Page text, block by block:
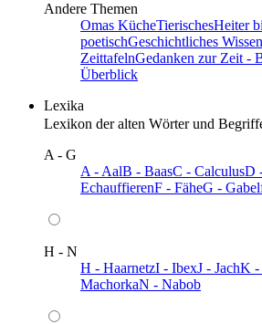
Andere Themen
Omas KücheTierischesHeiter
poetischGeschichtliches Wissen
ZeittafelnGedanken zur Zeit -
Überblick
Lexika
Lexikon der alten Wörter und
A - G
A - AalB - BaasC - CalculusD
EchauffierenF - FäheG -
H - N
H - HaarnetzI - IbexJ - JachK -
MachorkaN - Nabob